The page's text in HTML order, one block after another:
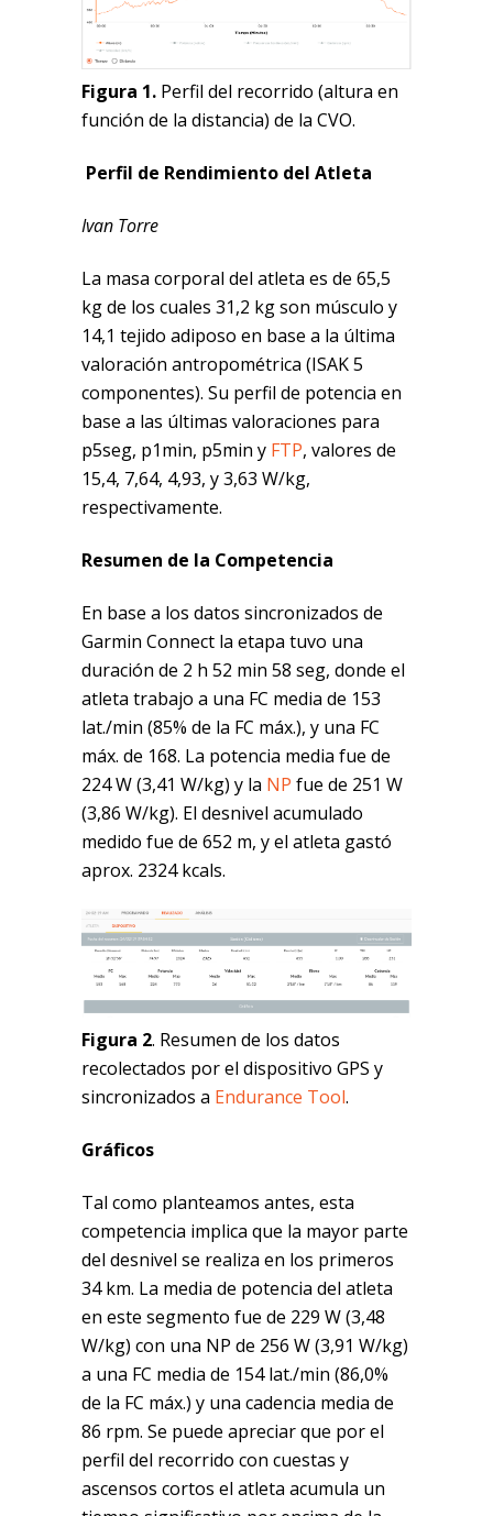
Figura 1. Perfil del recorrido (altura en
función de la distancia) de la CVO.
Perfil de Rendimiento del Atleta
Ivan Torre
La masa corporal del atleta es de 65,5
kg de los cuales 31,2 kg son músculo y
14,1 tejido adiposo en base a la última
valoración antropométrica (ISAK 5
componentes). Su perfil de potencia en
base a las últimas valoraciones para
p5seg, p1min, p5min y FTP, valores de
15,4, 7,64, 4,93, y 3,63 W/kg,
respectivamente.
Resumen de la Competencia
En base a los datos sincronizados de
Garmin Connect la etapa tuvo una
duración de 2 h 52 min 58 seg, donde el
atleta trabajo a una FC media de 153
lat./min (85% de la FC máx.), y una FC
máx. de 168. La potencia media fue de
224 W (3,41 W/kg) y la NP fue de 251 W
(3,86 W/kg). El desnivel acumulado
medido fue de 652 m, y el atleta gastó
aprox. 2324 kcals.
Figura 2. Resumen de los datos
recolectados por el dispositivo GPS y
sincronizados a Endurance Tool.
Gráficos
Tal como planteamos antes, esta
competencia implica que la mayor parte
del desnivel se realiza en los primeros
34 km. La media de potencia del atleta
en este segmento fue de 229 W (3,48
W/kg) con una NP de 256 W (3,91 W/kg)
a una FC media de 154 lat./min (86,0%
de la FC máx.) y una cadencia media de
86 rpm. Se puede apreciar que por el
perfil del recorrido con cuestas y
ascensos cortos el atleta acumula un